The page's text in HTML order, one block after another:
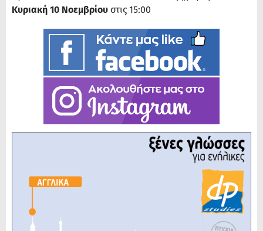
Κυριακή 10 Νοεμβρίου στις 15:00